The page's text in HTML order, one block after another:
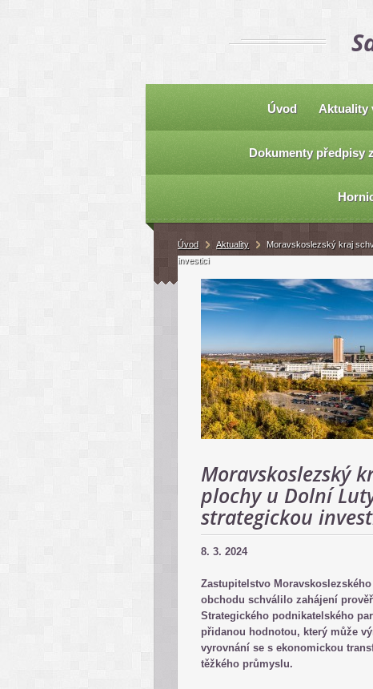
Úvod Aktuality
Dokumenty předpisy
Moravskoslezský
plochy u Dolní
strategickou
8. 3. 2024
Zastupitelstvo
obchodu schválilo zahájení
Strategického podnikatelského
přidanou hodnotou, který může
vyrovnání se s ekonomickou
těžkého průmyslu.
Úvod Aktuality
Moravskoslezský kraj
investici